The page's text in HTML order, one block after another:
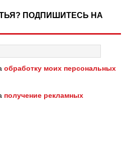
ПОДПИШИТЕСЬ НА
обработку моих персональных
получение рекламных